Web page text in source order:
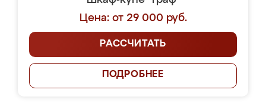
Цена: от 29 000 руб.
РАССЧИТАТЬ
ПОДРОБНЕЕ